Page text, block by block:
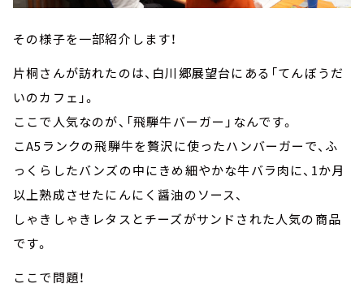
その様子を一部紹介します！
片桐さんが訪れたのは、白川郷展望台にある「てんぼうだ
いのカフェ」。
ここで人気なのが、「飛騨牛バーガー」なんです。
こA5ランクの飛騨牛を贅沢に使ったハンバーガーで、ふ
っくらしたバンズの中にきめ細やかな牛バラ肉に、1か月
以上熟成させたにんにく醤油のソース、
しゃきしゃきレタスとチーズがサンドされた人気の商品
です。
ここで問題！